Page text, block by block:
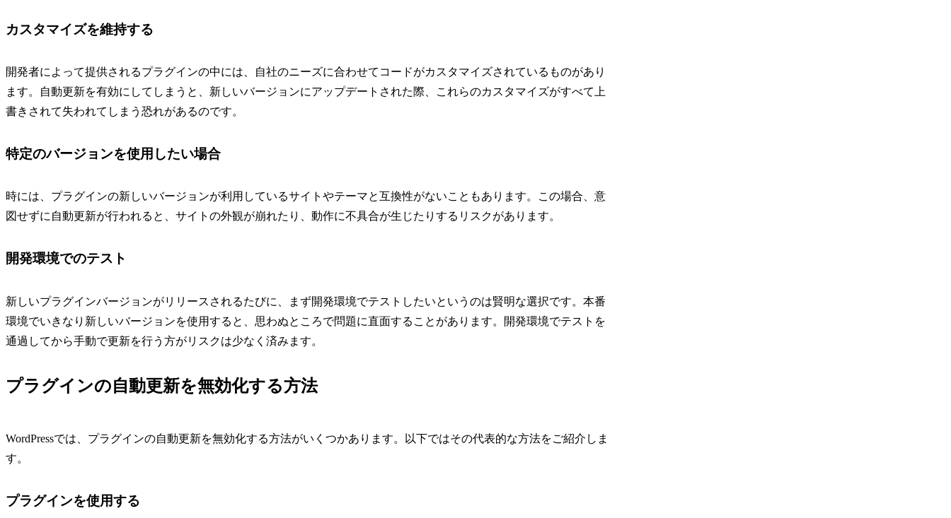
カスタマイズを維持する
開発者によって提供されるプラグインの中には、自社のニーズに合わせてコードがカスタマイズされているものがあり
ます。自動更新を有効にしてしまうと、新しいバージョンにアップデートされた際、これらのカスタマイズがすべて上
書きされて失われてしまう恐れがあるのです。
特定のバージョンを使用したい場合
時には、プラグインの新しいバージョンが利用しているサイトやテーマと互換性がないこともあります。この場合、意
図せずに自動更新が行われると、サイトの外観が崩れたり、動作に不具合が生じたりするリスクがあります。
開発環境でのテスト
新しいプラグインバージョンがリリースされるたびに、まず開発環境でテストしたいというのは賢明な選択です。本番
環境でいきなり新しいバージョンを使用すると、思わぬところで問題に直面することがあります。開発環境でテストを
通過してから手動で更新を行う方がリスクは少なく済みます。
プラグインの自動更新を無効化する方法
WordPressでは、プラグインの自動更新を無効化する方法がいくつかあります。以下ではその代表的な方法をご紹介しま
す。
プラグインを使用する